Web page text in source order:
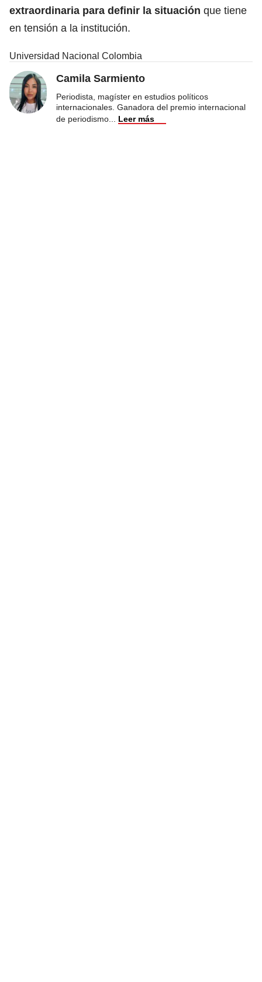
extraordinaria para definir la situación que tiene
en tensión a la institución.
Universidad Nacional Colombia
Camila Sarmiento
Periodista, magíster en estudios políticos
internacionales. Ganadora del premio internacional
de periodismo
Leer más